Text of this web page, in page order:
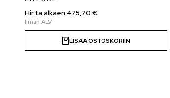
Hinta alkaen 475,70 €
LISÄÄ OSTOSKORIIN